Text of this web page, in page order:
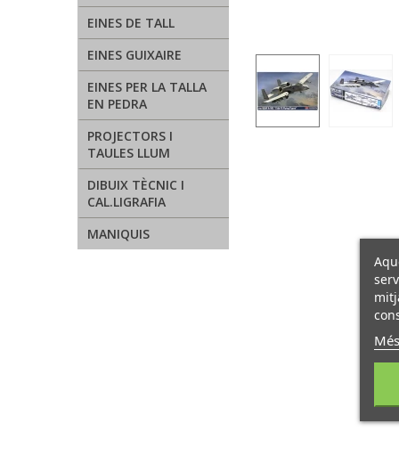
EINES DE TALL
EINES GUIXAIRE
EINES PER LA TALLA
EN PEDRA
PROJECTORS I
TAULES LLUM
DIBUIX TÈCNIC I
CAL.LIGRAFIA
MANIQUIS